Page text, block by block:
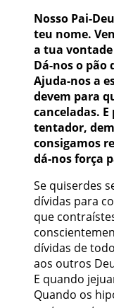
Nosso Pai-
teu nome.
a tua
Dá-nos o pão
Ajuda-nos a
devem para
canceladas.
tentador,
consigamos
dá-nos força
Se quiserdes
dívidas para
que
dívidas de
aos outros
E quando
Quando os